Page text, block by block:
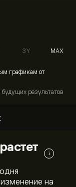
3Y MAX
графикам от
результатов
растет
i
на